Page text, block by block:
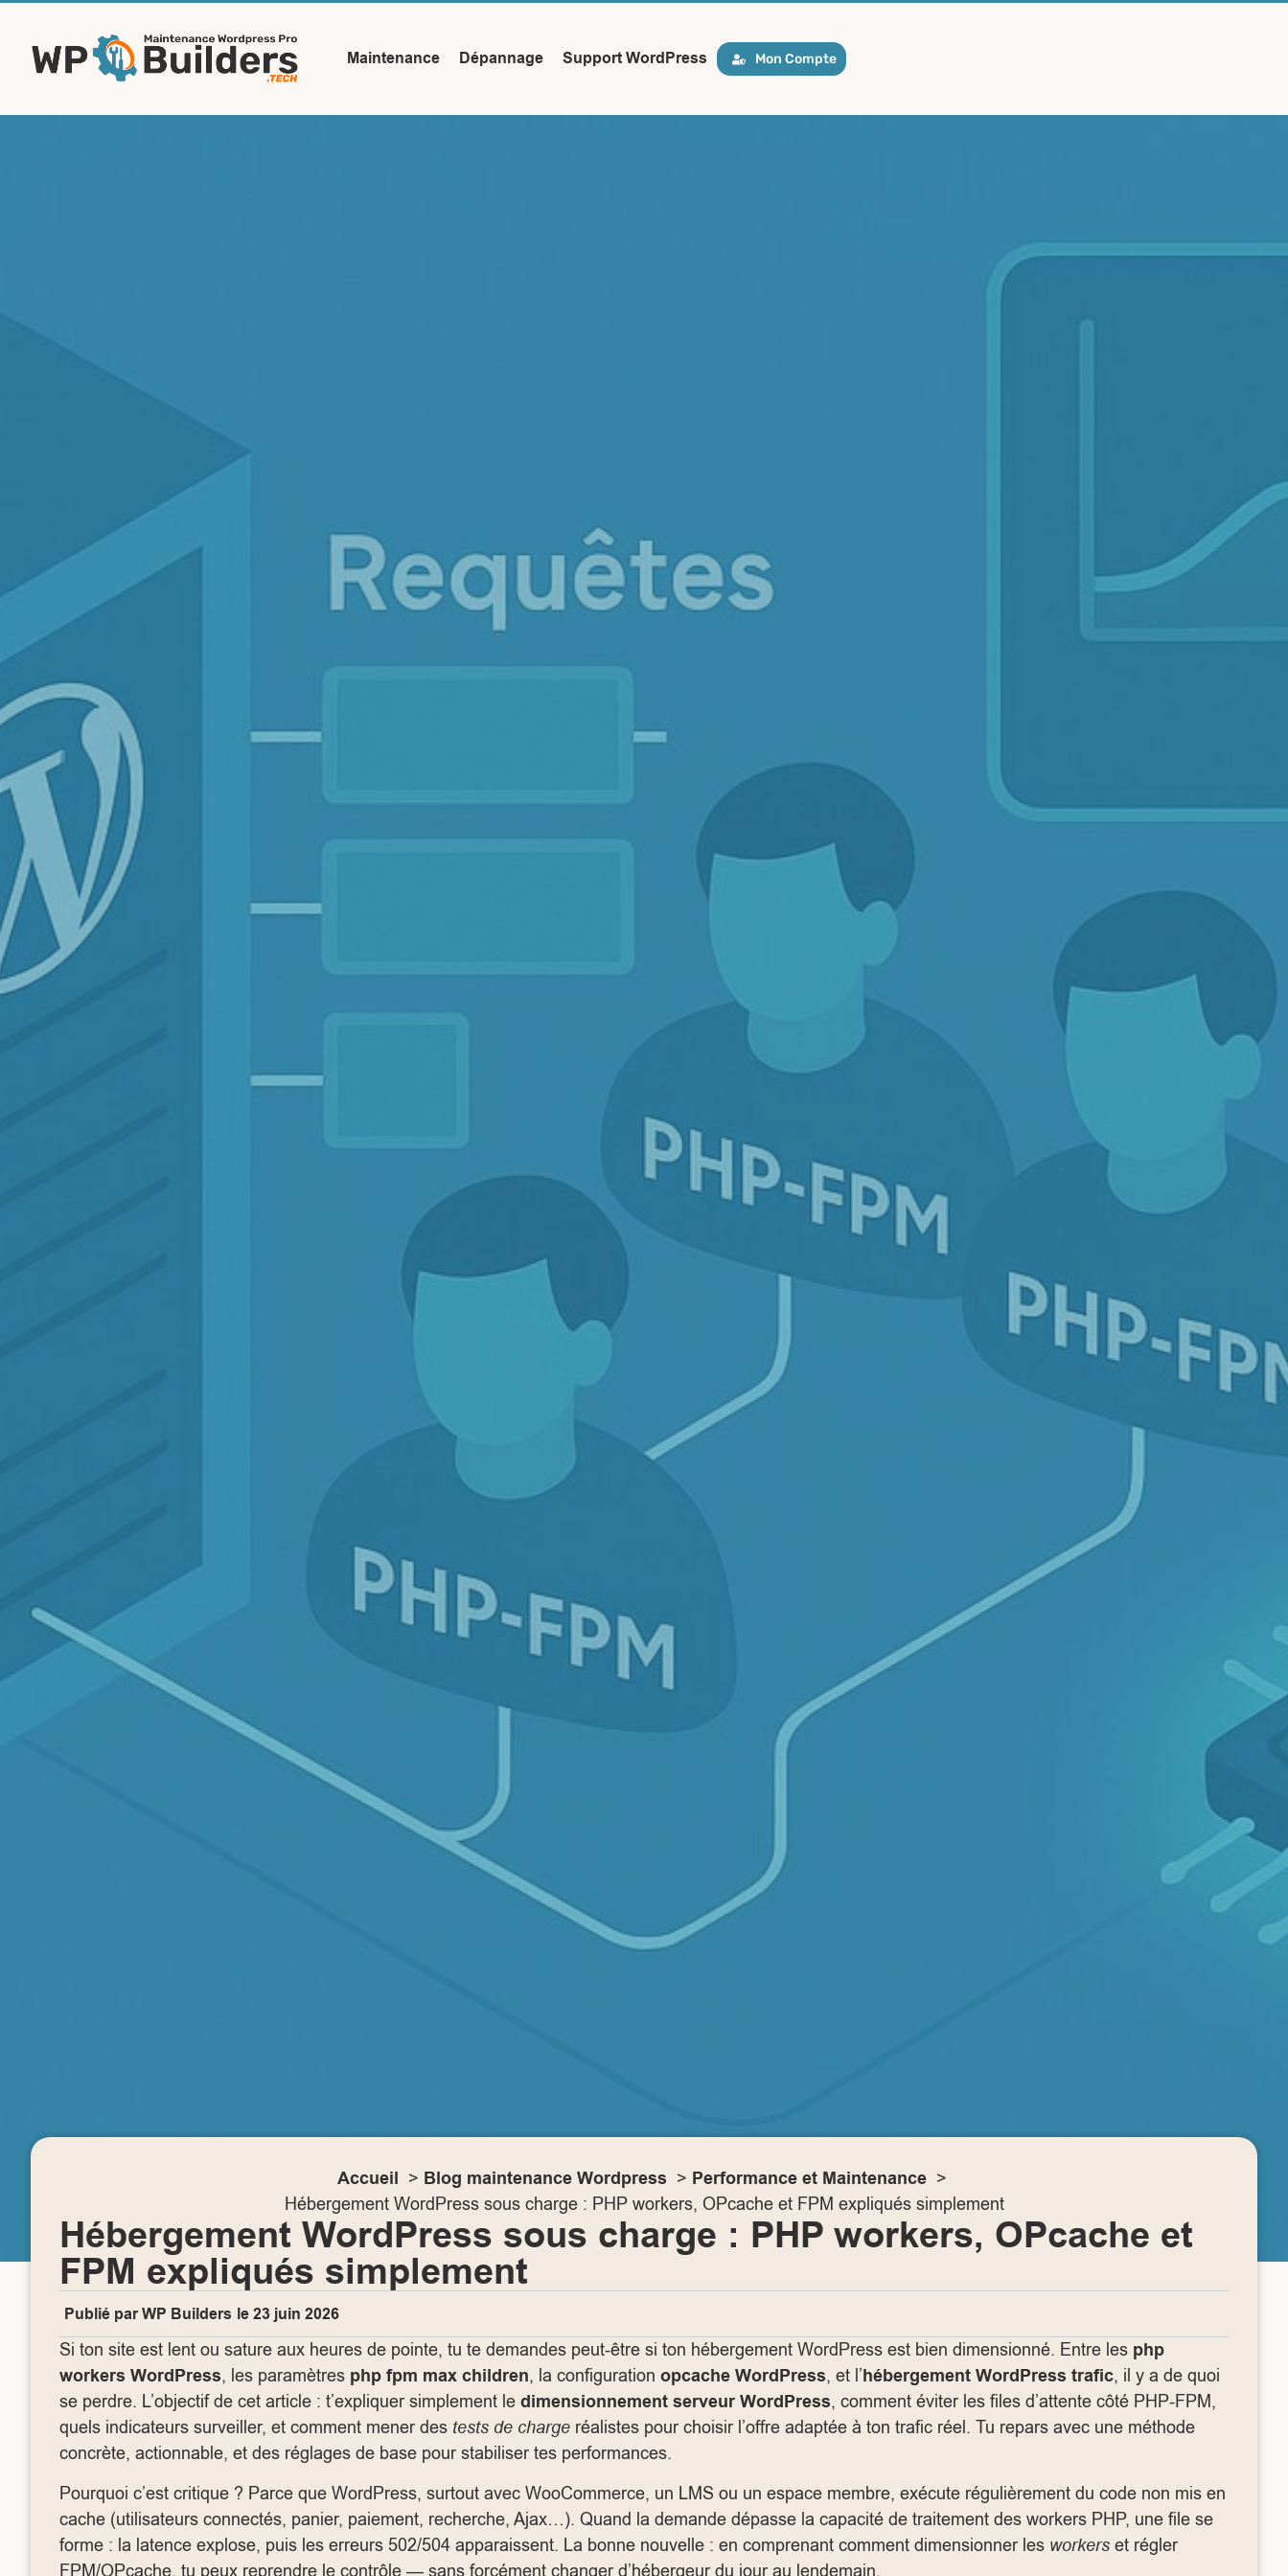
Maintenance Dépannage Support WordPress Mon Compte
Accueil Blog maintenance Wordpress Performance et Maintenance
Hébergement WordPress sous charge : PHP workers, OPcache et FPM expliqués simplement
Hébergement WordPress sous charge : PHP workers, OPcache et
FPM expliqués simplement
Publié parWP Builders le23 juin 2026
Si ton site est lent ou sature aux heures de pointe, tu te demandes peut-être si ton hébergement WordPress est bien dimensionné. Entre les php
workers WordPress, les paramètres php fpm max children, la configuration opcache WordPress, et l’hébergement WordPress trafic, il y a de quoi
se perdre. L’objectif de cet article : t’expliquer simplement le dimensionnement serveur WordPress, comment éviter les files d’attente côté PHP-FPM,
quels indicateurs surveiller, et comment mener des tests de charge réalistes pour choisir l’offre adaptée à ton trafic réel. Tu repars avec une méthode
concrète, actionnable, et des réglages de base pour stabiliser tes performances.
Pourquoi c’est critique ? Parce que WordPress, surtout avec WooCommerce, un LMS ou un espace membre, exécute régulièrement du code non mis en
cache (utilisateurs connectés, panier, paiement, recherche, Ajax…). Quand la demande dépasse la capacité de traitement des workers PHP, une file se
forme : la latence explose, puis les erreurs 502/504 apparaissent. La bonne nouvelle : en comprenant comment dimensionner les workers et régler
FPM/OPcache, tu peux reprendre le contrôle — sans forcément changer d’hébergeur du jour au lendemain.